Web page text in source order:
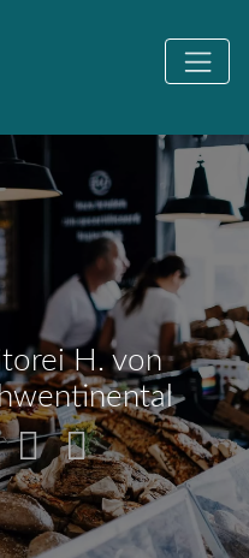
H. von